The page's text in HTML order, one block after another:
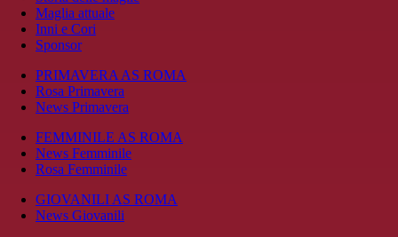
Maglia attuale
Inni e Cori
Sponsor
PRIMAVERA AS ROMA
Rosa Primavera
News Primavera
FEMMINILE AS ROMA
News Femminile
Rosa Femminile
GIOVANILI AS ROMA
News Giovanili